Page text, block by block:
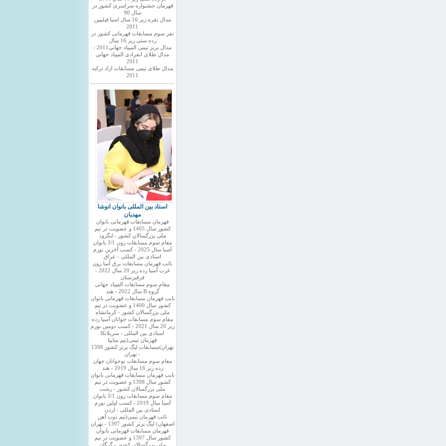
قهرمان جشنواره سراسری کشور در
سال 90
مدال نقره زیر 16 سال اسیا فیلیپین
2011
نفر سوم مسابقات قهرمانی کشور در
رده سنی زیر 16 سال
مدال برنز تیمی المپیاد جهانی2011 -
مدال طلای انفرادی المپیاد جهانی
2011
مدال طلای تیمی مسابقات ازاد ترکیه
2011
استاد بین المللی بانوان انوشا
مهدیان
قهرمان مسابقات قهرمانی بانوان
کشور سال 1405 و عضویت در تیم
ملی بزرگسالان کشور - لنگرود
مقام سوم مسابقات زون 3/1 بانوان
آسیا سال 2025 - کسب آخرین نورم
استادی بین المللی - عراق
نائب قهرمان مسابقات برق آسا زون
غرب آسیا رده زیر 20 سال 2022 -
قرقیزستان
مقام سوم مسابقات المپیاد جهانی
گروه B سال 2022 - هند
نایب قهرمان مسابقات قهرمانی بانوان
کشور سال 1400 و عضویت در تیم
ملی بزرگسالان کشور - کرمانشاه
مقام سوم مسابقات جوانان آسیا رده
زیر 20 سال 2021 - کسب دومین نورم
استادی بین المللی - سریلانکا
قهرمان تیمی(تیم سایپا
تهران)مسابقات لیگ برتر کشور 1398
- تهران
مقام سوم مسابقات نوجوانان جهان
رده زیر 16 سال 2019 - هند
نایب قهرمان مسابقات قهرمانی بانوان
کشور سال 1398 و عضویت در تیم
ملی بزرگسالان کشور - رشت
مقام سوم مسابقات زون 3/1 بانوان
آسیا سال 2019 - کسب اولین نورم
استادی بین المللی - اردن
نائب قهرمان تیمی(تیم ذوب آهن
اصفهان) لیگ برتر کشور 1397 - تهران
قهرمان مسابقات قهرمانی بانوان
کشور سال 1397 و عضویت در تیم
ملی بزرگسالان کشور - گرگان